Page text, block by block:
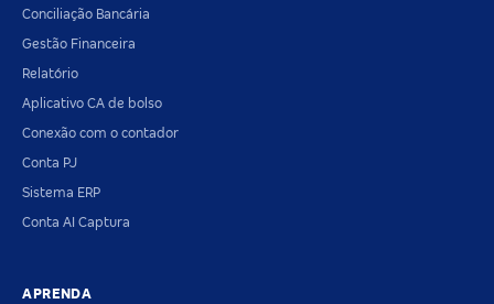
Conciliação Bancária
Gestão Financeira
Relatório
Aplicativo CA de bolso
Conexão com o contador
Conta PJ
Sistema ERP
Conta AI Captura
APRENDA